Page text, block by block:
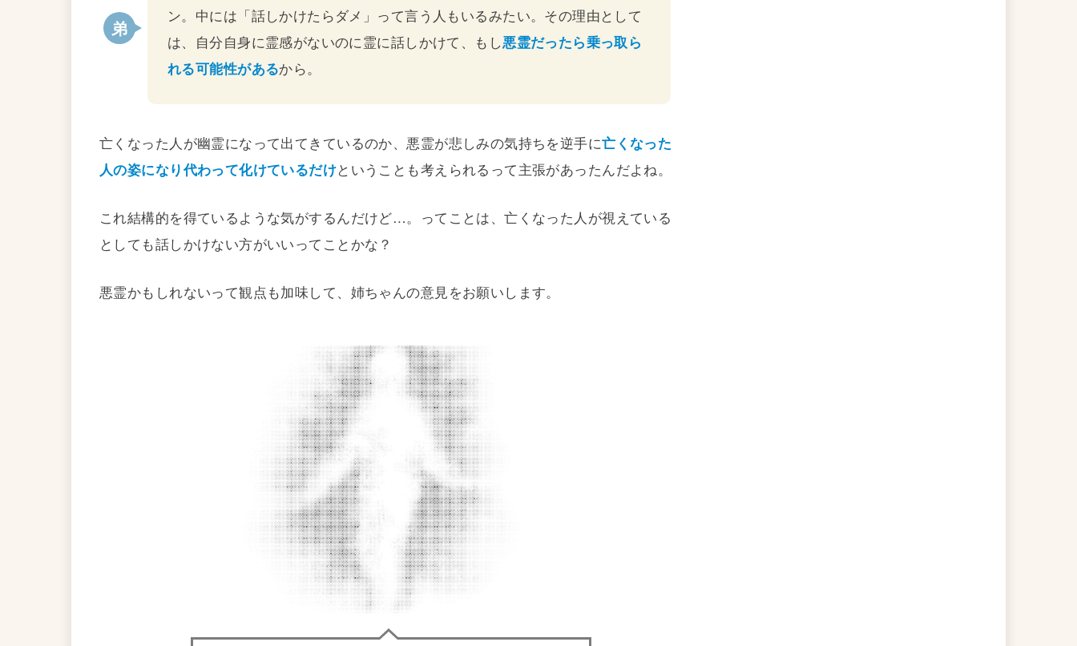
ン。中には「話しかけたらダメ」って言う人もいるみたい。その理由として
は、自分自身に霊感がないのに霊に話しかけて、もし悪霊だったら乗っ取ら
れる可能性があるから。
亡くなった人が幽霊になって出てきているのか、悪霊が悲しみの気持ちを逆手に亡くなった
人の姿になり代わって化けているだけということも考えられるって主張があったんだよね。
これ結構的を得ているような気がするんだけど…。ってことは、亡くなった人が視えている
としても話しかけない方がいいってことかな？
悪霊かもしれないって観点も加味して、姉ちゃんの意見をお願いします。